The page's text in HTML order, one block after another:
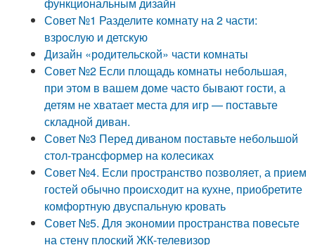
Совет №1 Разделите комнату на 2 части:
взрослую и детскую
Дизайн «родительской» части комнаты
Совет №2 Если площадь комнаты небольшая,
при этом в вашем доме часто бывают гости, а
детям не хватает места для игр — поставьте
складной диван.
Совет №3 Перед диваном поставьте небольшой
стол-трансформер на колесиках
Совет №4. Если пространство позволяет, а прием
гостей обычно происходит на кухне, приобретите
комфортную двуспальную кровать
Совет №5. Для экономии пространства повесьте
на стену плоский ЖК-телевизор